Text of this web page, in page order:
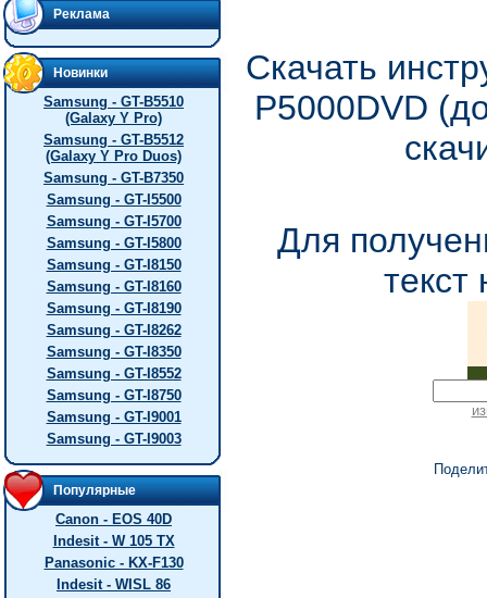
Реклама
Новинки
Samsung - GT-B5510
(Galaxy Y Pro)
Samsung - GT-B5512
(Galaxy Y Pro Duos)
Samsung - GT-B7350
Samsung - GT-I5500
Samsung - GT-I5700
Samsung - GT-I5800
Samsung - GT-I8150
Samsung - GT-I8160
Samsung - GT-I8190
Samsung - GT-I8262
Samsung - GT-I8350
Samsung - GT-I8552
Samsung - GT-I8750
Samsung - GT-I9001
Samsung - GT-I9003
Популярные
Canon - EOS 40D
Indesit - W 105 TX
Panasonic - KX-F130
Indesit - WISL 86
Скачать
P5000DVD
Для
текст